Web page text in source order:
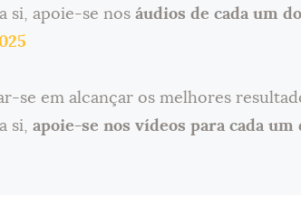
si, apoie-se nosáudios de cada um
se em alcançar os melhores
si,apoie-se nos vídeos para cada um